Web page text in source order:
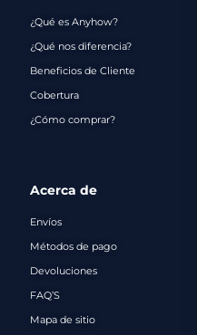
¿Qué es Anyhow?
¿Qué nos diferencia?
Beneficios de Cliente
Cobertura
¿Cómo comprar?
Acerca de
Envíos
Métodos de pago
Devoluciones
FAQ’S
Mapa de sitio